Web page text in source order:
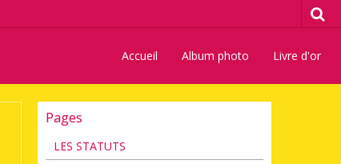
Accueil Album photo Livre d'or
Pages
LES STATUTS